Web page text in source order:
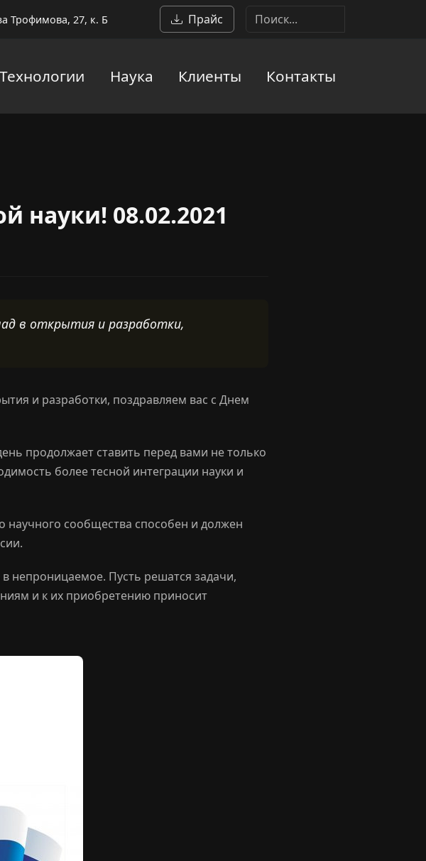
Трофимова, 27, к. Б Прайс
Технологии Наука Клиенты Контакты
науки! 08.02.2021
в открытия и разработки,
и разработки, поздравляем вас с Днем
продолжает ставить перед вами не только
более тесной интеграции науки и
научного сообщества способен и должен
непроницаемое. Пусть решатся задачи,
и к их приобретению приносит